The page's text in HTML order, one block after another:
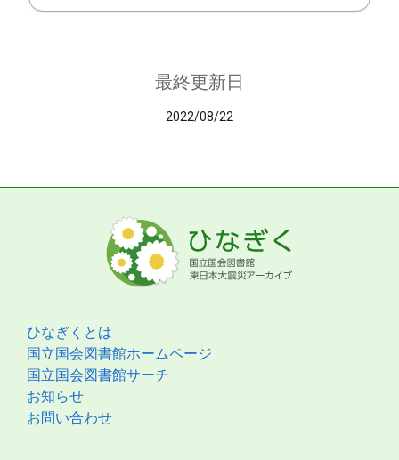
最終更新日
2022/08/22
ひなぎくとは
国立国会図書館ホームページ
国立国会図書館サーチ
お知らせ
お問い合わせ